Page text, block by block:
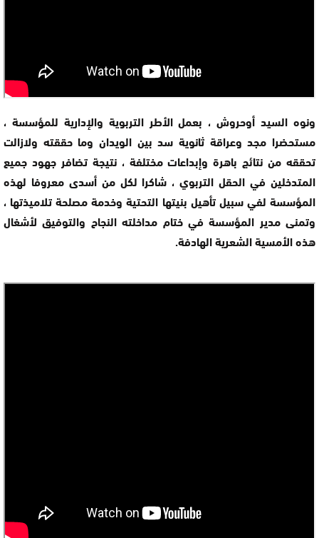
ونوه السيد أوحروش ، بعمل الأطر التربوية والإدارية للمؤسسة ،
مستحضرا مجد وعراقة ثانوية سد بين الويدان وما حققته ولازالت
تحققه من نتائج باهرة وإبداعات مختلفة ، نتيجة تضافر جهود جميع
المتدخلين في الحقل التربوي ، شاكرا لكل من أسدى معروفا لهذه
المؤسسة لفي سبيل تأهيل بنيتها التحتية وخدمة مصلحة تلاميذتها ،
وتمنى مدير المؤسسة في ختام مداخلته النجاح والتوفيق لأشغال
هذه الأمسية الشعرية الهادفة.